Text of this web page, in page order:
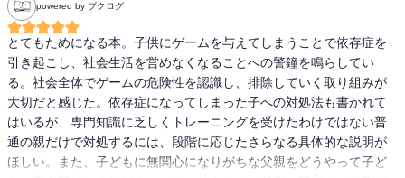
まさか！嘘だろと思いたいが、そのまさかが、今、確実に起こって
いる。
もちろん、国も企業も、この事実は喧伝したがらない。
ゲーム産業だけで、数兆円の産業だからだ。
ネットゲームは脳の神経ネットワークそのものの器質変化を引き
おこす。
もっとわかりやすくいうと、脳が壊れてしまうということだ。
なんかね？
ちょっと前に読んだ本ではゲームは脳をリラックス状態にさせる、
みたいなこと書いてあって、割と有益よりな書き方してたけど、そ
れって結局麻薬に近い効果をもたらしてるってことなんだなーと納
得。
最近は気になるところは引用してメモとして残そうとしてるんだけ
ど、気になるところがありすぎて写真撮りまくってた（気になった
らぱっと写メってるので）。
世の中（特に日本においては）で危険認定されてからでは遅い、と
powered by ブクログ
とてもためになる本。子供にゲームを与えてしまうことで依存症を
引き起こし、社会生活を営めなくなることへの警鐘を鳴らしてい
る。社会全体でゲームの危険性を認識し、排除していく取り組みが
大切だと感じた。依存症になってしまった子への対処法も書かれて
はいるが、専門知識に乏しくトレーニングを受けたわけではない普
通の親だけで対処するには、段階に応じたさらなる具体的な説明が
ほしい。また、子どもに無関心になりがちな父親をどうやって子ど